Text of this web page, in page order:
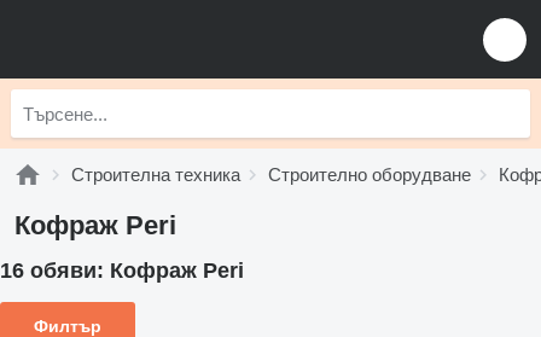
Строителна техника Строително оборудване
Кофраж Peri
16 обяви: Кофраж Peri
Филтър